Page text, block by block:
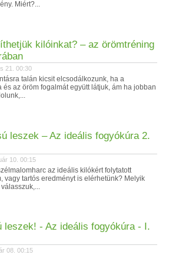
Miért?...
kilóinkat? – az örömtréning
21. 00:30
talán kicsit elcsodálkozunk, ha a
és az öröm fogalmát együtt látjuk, ám ha jobban
leszek – Az ideális fogyókúra 2.
10. 00:15
az ideális kilókért folytatott
vagy tartós eredményt is elérhetünk? Melyik
leszek! - Az ideális fogyókúra - I.
08. 00:15